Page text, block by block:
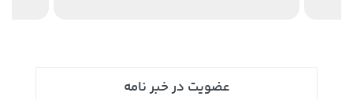
عضویت در خبر نامه